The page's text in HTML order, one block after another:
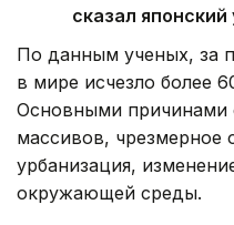
сказал японский
По данным ученых, за
в мире исчезло более
Основными причинами
массивов, чрезмерное
урбанизация,
окружающей среды.